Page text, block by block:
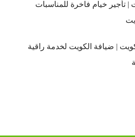
| تأجير خيام فاخرة للمناسبات
| ضيافة الكويت لخدمة راقية